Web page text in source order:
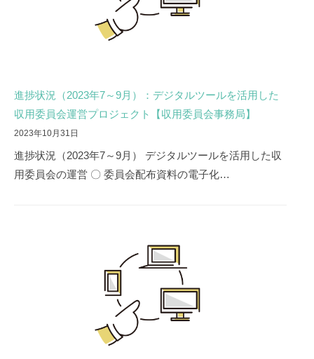
進捗状況（2023年7～9月）：デジタルツールを活用した
収用委員会運営プロジェクト【収用委員会事務局】
2023年10月31日
進捗状況（2023年7～9月） デジタルツールを活用した収
用委員会の運営 〇 委員会配布資料の電子化…